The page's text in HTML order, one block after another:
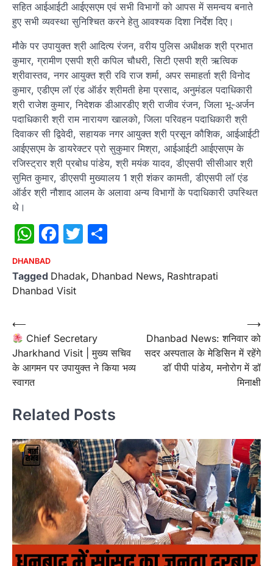
सहित आईआईटी आईएसएम एवं सभी विभागों को आपस में समन्वय बनाते
हुए सभी व्यवस्था सुनिश्चित करने हेतु आवश्यक दिशा निर्देश दिए।
मौके पर उपायुक्त श्री आदित्य रंजन, वरीय पुलिस अधीक्षक श्री प्रभात
कुमार, ग्रामीण एसपी श्री कपिल चौधरी, सिटी एसपी श्री ऋत्विक
श्रीवास्तव, नगर आयुक्त श्री रवि राज शर्मा, अपर समाहर्ता श्री विनोद
कुमार, एडीएम लॉ एंड ऑर्डर श्रीमती हेमा प्रसाद, अनुमंडल पदाधिकारी
श्री राजेश कुमार, निदेशक डीआरडीए श्री राजीव रंजन, जिला भू-अर्जन
पदाधिकारी श्री राम नारायण खालको, जिला परिवहन पदाधिकारी श्री
दिवाकर सी द्विवेदी, सहायक नगर आयुक्त श्री प्रसून कौशिक, आईआईटी
आईएसएम के डायरेक्टर प्रो सुकुमार मिश्रा, आईआईटी आईएसएम के
रजिस्ट्रार श्री प्रबोध पांडेय, श्री मयंक यादव, डीएसपी सीसीआर श्री
सुमित कुमार, डीएसपी मुख्यालय 1 श्री शंकर कामती, डीएसपी लॉ एंड
ऑर्डर श्री नौशाद आलम के अलावा अन्य विभागों के पदाधिकारी उपस्थित
थे।
WhatsApp
Facebook
Twitter
DHANBAD
Tagged Dhadak, Dhanbad News, Rashtrapati
Dhanbad Visit
Post
navigation
⟵
Chief Secretary
Jharkhand Visit | मुख्य सचिव
के आगमन पर उपायुक्त ने किया भव्य
स्वागत
Dhanbad News: शनिवार को
सदर अस्पताल के मेडिसिन में रहेंगे
डॉ पीपी पांडेय, मनोरोग में डॉ
मिनाक्षी
⟶
Related Posts